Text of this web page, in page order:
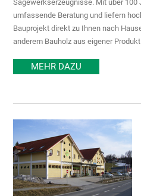
Sägewerkserzeugnisse. Mit über 100
umfassende Beratung und liefern
Bauprojekt direkt zu Ihnen nach
anderem Bauholz aus eigener
MEHR DAZU